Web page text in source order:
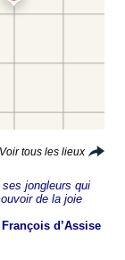
Voir tous les lieux
jongleurs qui
de la joie
d’Assise